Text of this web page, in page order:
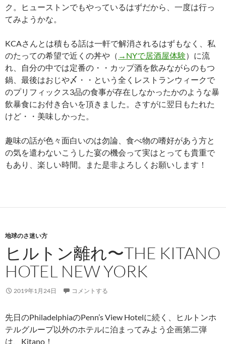
ク。ヒューストンでもやっているはずだから、一度は行っ
てみようかな。
KCAさんとは積もる話は一軒で解消されるはずもなく、私
のたっての希望で近くの丼や（ →NYで居酒屋体験）に流
れ、自分の中では定番の・・カップ酒を飲みながらのもつ
鍋、最後はおじや〆・・という全くレストランウィークで
のプリフィックス3品の食事が存在しなかったかのような暴
飲暴食にお付き合いを頂きました。さすがに翌日もたれた
けど・・美味しかった。
趣味の話が色々面白いのは勿論、食べ物の嗜好があう方と
の気を遣わないこうした宴の機会って実はとっても貴重で
もあり、楽しい時間。また是非よろしくお願いします！
地球のさ迷い方
ヒルトン離れ〜THE KITANO
HOTEL NEW YORK
2019年1月24日 コメントする
先日のPhiladelphiaのPenn’s View Hotelに続く、ヒルトンホ
テルグループ以外のホテルに泊まってみよう企画第二弾
は、Kitano！